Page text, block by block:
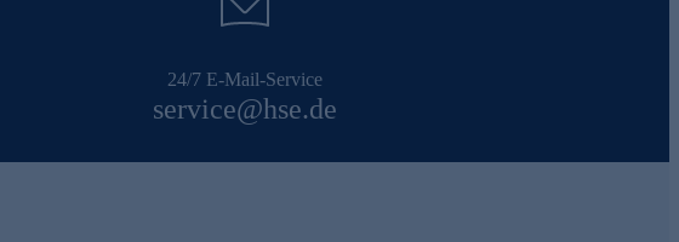
24/7 E-Mail-Service
service@hse.de